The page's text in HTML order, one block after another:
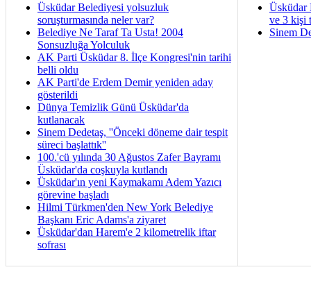
Üsküdar Belediyesi yolsuzluk
soruşturmasında neler var?
Belediye Ne Taraf Ta Usta! 2004
Sonsuzluğa Yolculuk
AK Parti Üsküdar 8. İlçe Kongresi'nin tarihi
belli oldu
AK Parti'de Erdem Demir yeniden aday
gösterildi
Dünya Temizlik Günü Üsküdar'da
kutlanacak
Sinem Dedetaş, ''Önceki döneme dair tespit
süreci başlattık''
100.'cü yılında 30 Ağustos Zafer Bayramı
Üsküdar'da coşkuyla kutlandı
Üsküdar'ın yeni Kaymakamı Adem Yazıcı
görevine başladı
Hilmi Türkmen'den New York Belediye
Başkanı Eric Adams'a ziyaret
Üsküdar'dan Harem'e 2 kilometrelik iftar
sofrası
Üsküdar
ve 3 kişi
Sinem